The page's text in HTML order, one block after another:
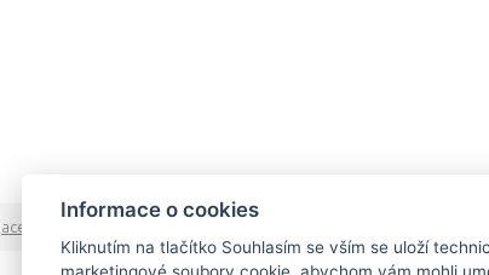
Informace o cookies
Kliknutím na tlačítko Souhlasím se vším se uloží